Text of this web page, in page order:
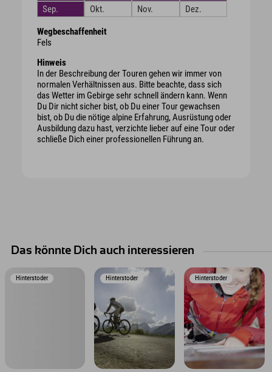
Sep.
Okt. Nov. Dez.
Wegbeschaffenheit
Fels
Hinweis
In der Beschreibung der Touren gehen wir immer von
normalen Verhältnissen aus. Bitte beachte, dass sich
das Wetter im Gebirge sehr schnell ändern kann. Wenn
Du Dir nicht sicher bist, ob Du einer Tour gewachsen
bist, ob Du die nötige alpine Erfahrung, Ausrüstung oder
Ausbildung dazu hast, verzichte lieber auf eine Tour oder
schließe Dich einer professionellen Führung an.
Das könnte Dich auch interessieren
Hinterstoder Hinterstoder Hinterstoder